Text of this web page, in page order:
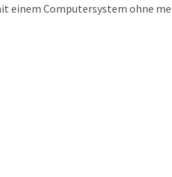
einem Computersystem ohne